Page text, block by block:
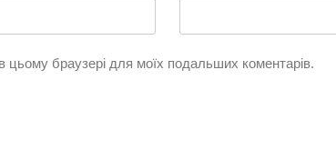
цьому браузері для моїх подальших коментарів.